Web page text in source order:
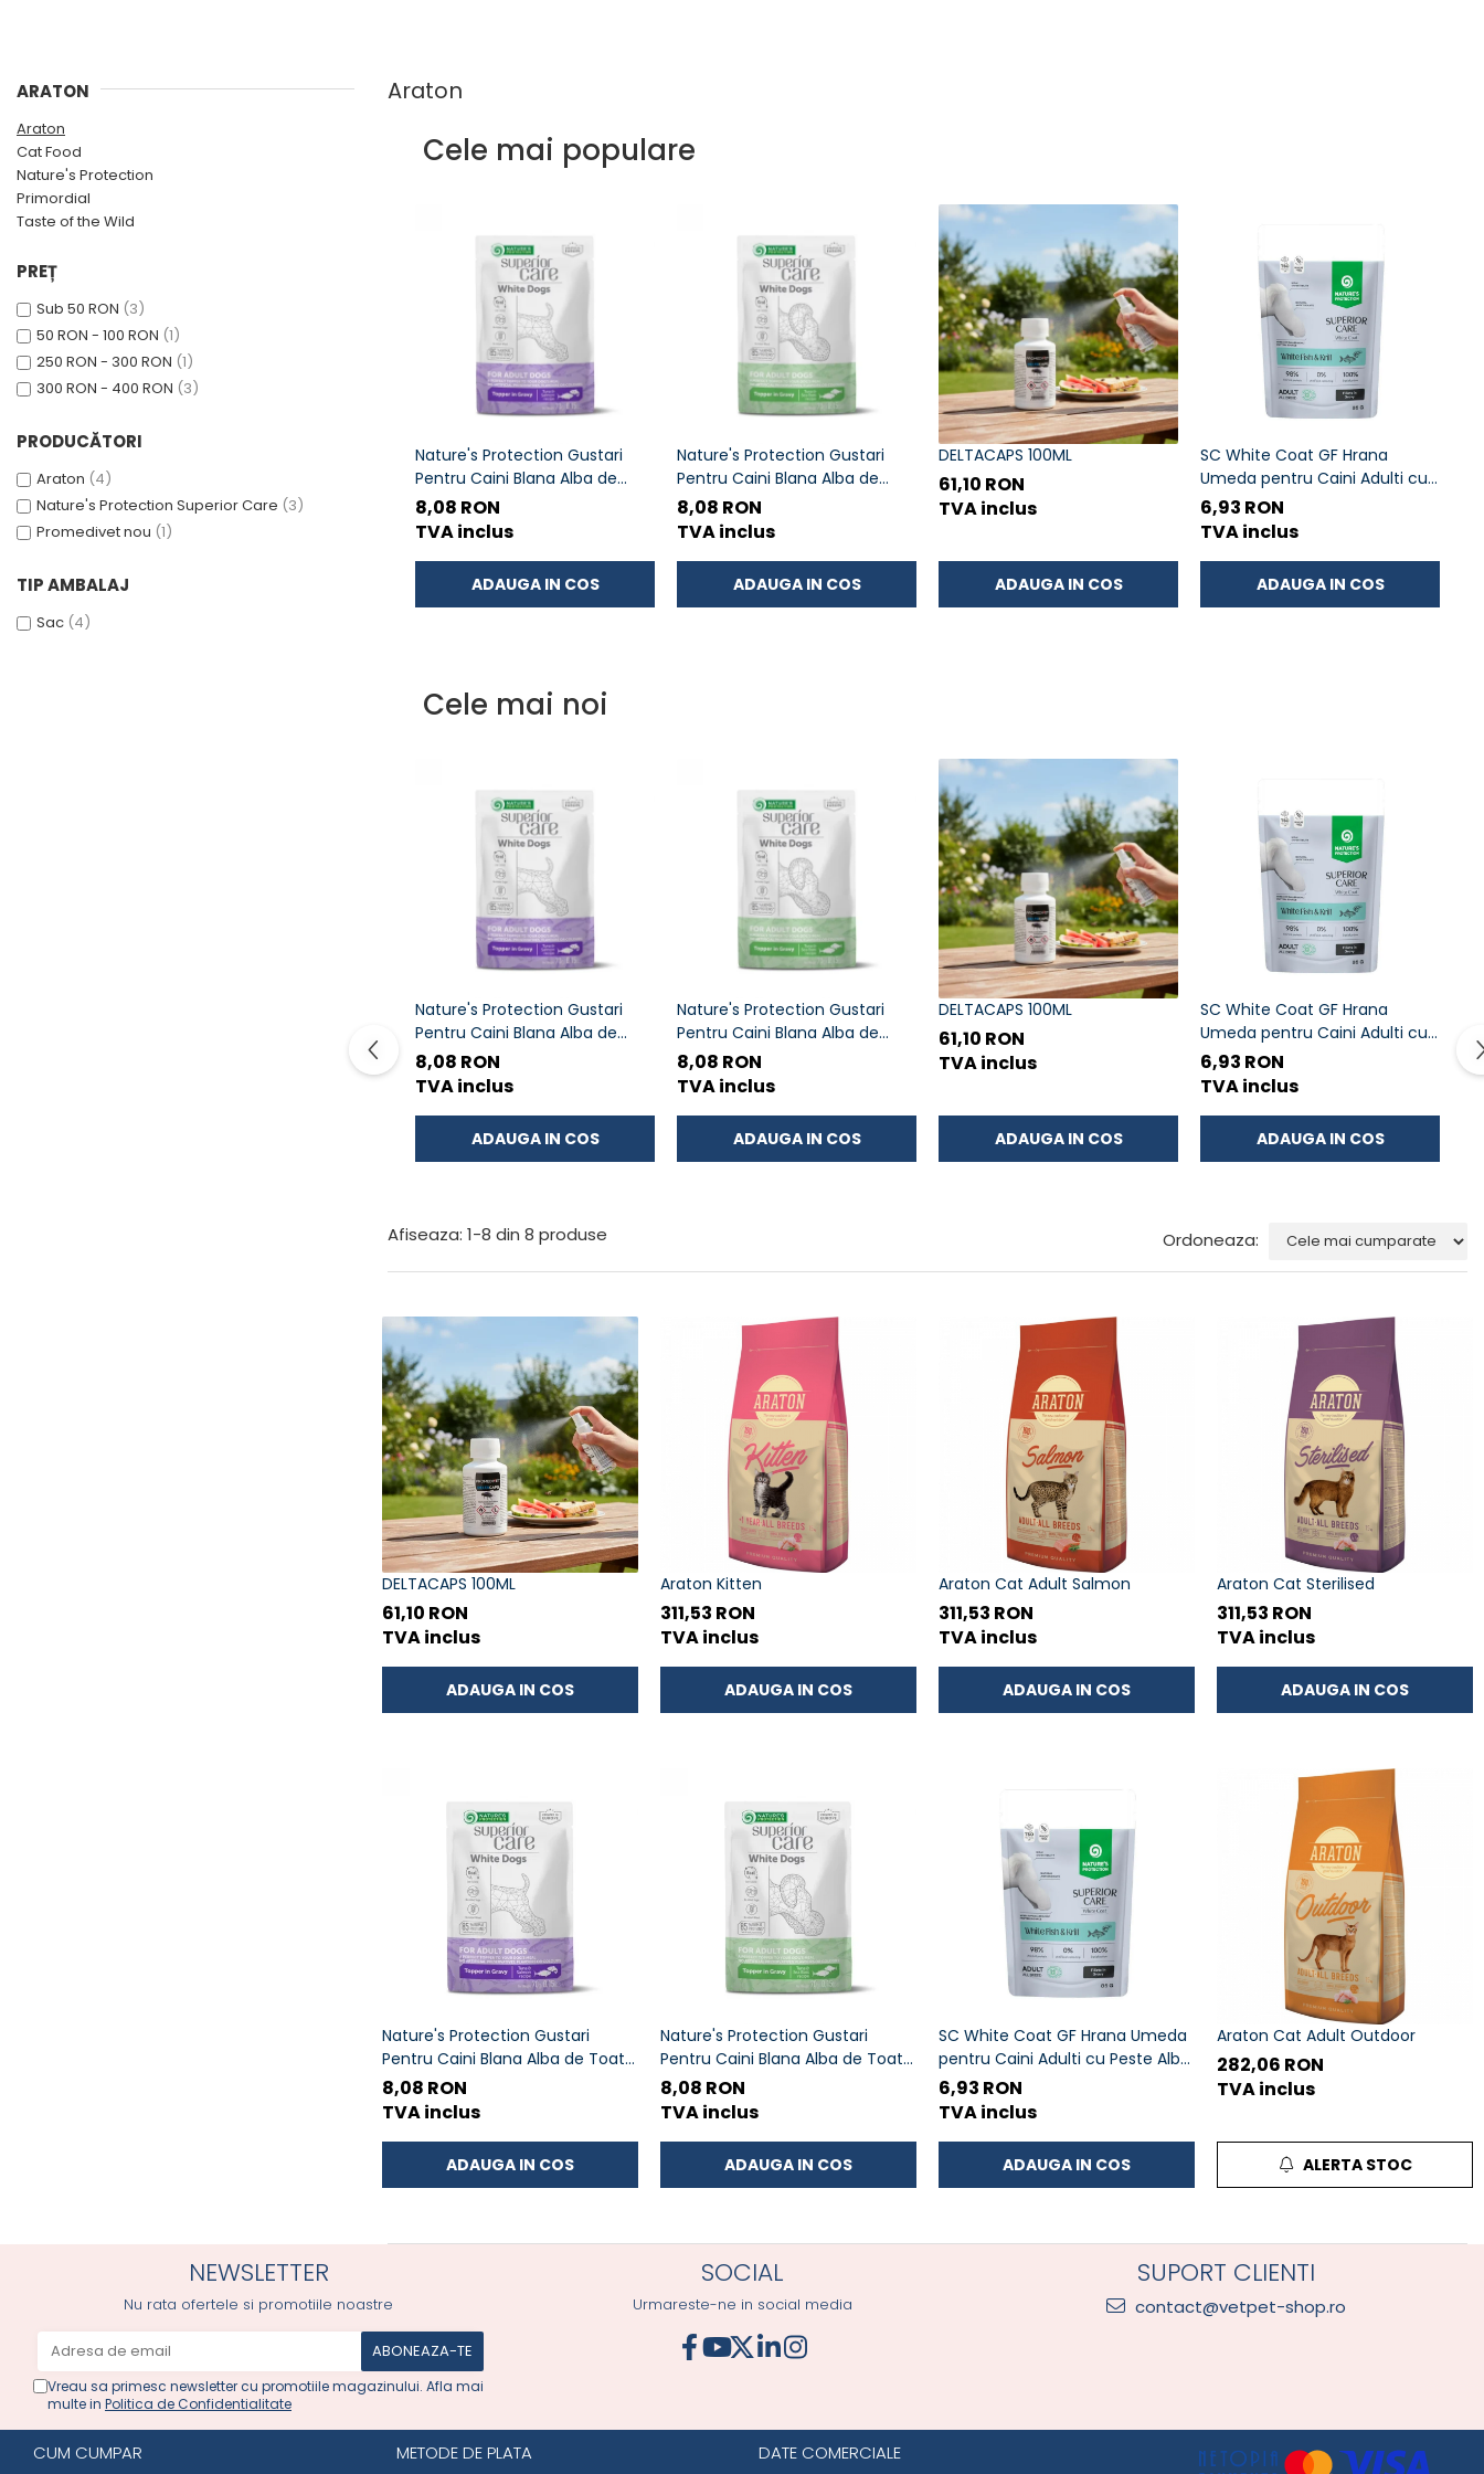
DIETE VETERINARE
HILLS PD
Calibra Diets
MONGE
ANTIPARAZITARE EXTERNE
PIPETE
COMPRIMATE
ANTIPARAZITARE INTERNE
VITAMINE ȘI SUPLIMENTE
VITAMINE
RECOMPENSE
ACCESORII
TRIXIE
JUCARII
Masina de tuns
DIETĂ USCATĂ
DIETĂ UMEDĂ
ANTIPARAZITARE EXTERNE
PIPETE
ADVANTAGE
ANTIPARAZITARE INTERNE
ACCESORII
NISIP
SUPLIMENTE
Araton
ARATON
Araton
Cat Food
Nature's Protection
Primordial
Taste of the Wild
PREȚ
Sub 50 RON (3)
50 RON - 100 RON (1)
250 RON - 300 RON (1)
300 RON - 400 RON (3)
PRODUCĂTORI
Araton (4)
Nature's Protection Superior Care (3)
Promedivet nou (1)
TIP AMBALAJ
Sac (4)
Cele mai populare
Nature's Protection Gustari
Pentru Caini Blana Alba de
Toate Rasele cu Ton si Somon
70g
8,08 RON
TVA inclus
ADAUGA IN COS
Nature's Protection Gustari
Pentru Caini Blana Alba de
Toate Rasele cu Ton si Biban
70g
8,08 RON
TVA inclus
ADAUGA IN COS
DELTACAPS 100ML
61,10 RON
TVA inclus
ADAUGA IN COS
SC White Coat GF Hrana
Umeda pentru Caini Adulti cu
Peste Alb si Krill in Sos 85 Gr
6,93 RON
TVA inclus
ADAUGA IN COS
Cele mai noi
Nature's Protection Gustari
Pentru Caini Blana Alba de
Toate Rasele cu Ton si Somon
70g
8,08 RON
TVA inclus
ADAUGA IN COS
Nature's Protection Gustari
Pentru Caini Blana Alba de
Toate Rasele cu Ton si Biban
70g
8,08 RON
TVA inclus
ADAUGA IN COS
DELTACAPS 100ML
61,10 RON
TVA inclus
ADAUGA IN COS
SC White Coat GF Hrana
Umeda pentru Caini Adulti cu
Peste Alb si Krill in Sos 85 Gr
6,93 RON
TVA inclus
ADAUGA IN COS
Afiseaza: 1-8 din 8 produse Ordoneaza:
DELTACAPS 100ML
61,10 RON
TVA inclus
ADAUGA IN COS
Araton Kitten
311,53 RON
TVA inclus
ADAUGA IN COS
Araton Cat Adult Salmon
311,53 RON
TVA inclus
ADAUGA IN COS
Araton Cat Sterilised
311,53 RON
TVA inclus
ADAUGA IN COS
Nature's Protection Gustari
Pentru Caini Blana Alba de Toate
Rasele cu Ton si Somon 70g
8,08 RON
TVA inclus
ADAUGA IN COS
Nature's Protection Gustari
Pentru Caini Blana Alba de Toate
Rasele cu Ton si Biban 70g
8,08 RON
TVA inclus
ADAUGA IN COS
SC White Coat GF Hrana Umeda
pentru Caini Adulti cu Peste Alb
si Krill in Sos 85 Gr
6,93 RON
TVA inclus
ADAUGA IN COS
Araton Cat Adult Outdoor
282,06 RON
TVA inclus
ALERTA STOC
NEWSLETTER
Nu rata ofertele si promotiile noastre
Vreau sa primesc newsletter cu promotiile magazinului. Afla mai
multe in Politica de Confidentialitate
SOCIAL
Urmareste-ne in social media
SUPORT CLIENTI
contact@vetpet-shop.ro
CUM CUMPAR METODE DE PLATA DATE COMERCIALE